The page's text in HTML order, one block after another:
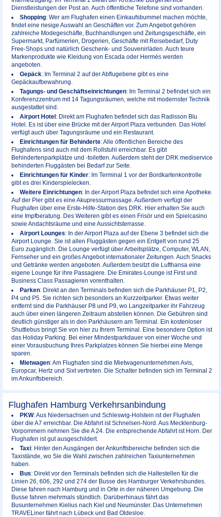
Dienstleistungen der Post an. Auch öffentliche Telefone sind vorhanden.
Shopping: Wer am Flughafen einen Einkaufsbummel machen möchte,
findet eine riesige Auswahl an Geschäften vor. Zum Angebot gehören
zahlreiche Modegeschäfte, Buchhandlungen und Zeitungsgeschäfte, ein
Supermarkt, Parfümerien, Drogerien, Geschäfte mit Reisebedarf, Duty
Free-Shops und natürlich Geschenk- und Souvenirläden. Auch teure
Markenprodukte wie Kleidung von Escada oder Hermés werden
angeboten.
Gepäck: Im Terminal 2 auf der Abflugebene gibt es eine
Gepäckaufbewahrung.
Tagungs- und Geschäftseinrichtungen: Im Terminal 2 befindet sich ein
Konferenzzentrum mit 14 Tagungsräumen, welche mit modernster Technik
ausgestattet sind.
Airport Hotel: Direkt am Flughafen befindet sich das Radisson Blu
Hotel. Es ist über eine Brücke mit der Airport Plaza verbunden. Das Hotel
verfügt auch über Tagungsräume und ein Restaurant.
Einrichtungen für Behinderte: Alle öffentlichen Bereiche des
Flughafens sind auch mit dem Rollstuhl erreichbar. Es gibt
Behindertenparkplätze und -toiletten. Außerdem steht der DRK mediservice
behinderten Fluggästen bei Bedarf zur Seite.
Einrichtungen für Kinder: Im Terminal 1 vor der Bordkartenkontrolle
gibt es drei Kinderspielecken.
Weitere Einrichtungen: In der Airport Plaza befindet sich eine Apotheke.
Auf der Pier gibt es eine Akupressurmassage. Außerdem verfügt der
Flughafen über eine Erste-Hilfe-Station des DRK. Hier erhalten Sie auch
eine Impfberatung. Des Weiteren gibt es einen Frisör und ein Spielcasino
sowie Andachtsräume und eine Aussichtsterrasse.
Airport Lounges: In der Airport Plaza auf der Ebene 3 befindet sich die
Airport Lounge. Sie ist allen Fluggästen gegen ein Entgelt von rund 25
Euro zugänglich. Die Lounge verfügt über Arbeitsplätze, Computer, WLAN,
Fernseher und ein großes Angebot internationaler Zeitungen. Auch Snacks
und Getränke werden angeboten. Außerdem besitzt die Lufthansa eine
eigene Lounge für ihre Passagiere. Die Emirates-Lounge ist First und
Business Class Passagieren vorenthalten.
Parken: Direkt an den Terminals befinden sich die Parkhäuser P1, P2,
P4 und P5. Sie richten sich besonders an Kurzzeitparker. Etwas weiter
entfernt sind die Parkhäuser P8 und P9, wo Langzeitparker ihr Fahrzeug
auch über einen längeren Zeitraum abstellen können. Die Gebühren sind
deutlich günstiger als in den Parkhäusern am Terminal. Ein kostenloser
Shuttlebus bringt Sie von hier zu Ihrem Terminal. Eine besondere Option ist
das Holiday Parking. Bei einer Mindestparkdauer von einer Woche und
einer Vorausbuchung Ihres Parkplatzes können Sie hierbei eine Menge
sparen.
Mietwagen: Am Flughafen sind die Mietwagenunternehmen Avis,
Europcar, Hertz und Sixt vertreten. Die Schalter befinden sich im Terminal 2
im Ankunftsbereich.
Flughafen Hamburg Verkehrsanbindung
PKW: Aus Niedersachsen und Schleswig-Holstein ist der Flughafen
über die A7 erreichbar. Die Abfahrt ist Schnelsen-Nord. Aus Mecklenburg-
Vorpommern nehmen Sie die A 24. Die entsprechende Abfahrt ist Horn. Der
Flughafen ist gut ausgeschildert.
Taxi: Hinter den Ausgängen der Ankunftsbereiche befinden sich die
Taxistände, wo Sie die Wahl zwischen zahlreichen Taxiunternehmen
haben.
Bus: Direkt vor den Terminals befinden sich die Haltestellen für die
Linien 26, 606, 292 und 274 der Busse des Hamburger Verkehrsbundes.
Diese fahren nach Hamburg und in Orte in der näheren Umgebung. Die
Busse fahren mehrmals stündlich. Darüberhinaus fährt das
Busunternehmen Kielius nach Kiel und Neumünster. Das Unternehmen
TRAVELiner fährt nach Lübeck und Bad Oldesloe.